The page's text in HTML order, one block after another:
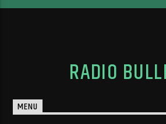
RADIO
MENU